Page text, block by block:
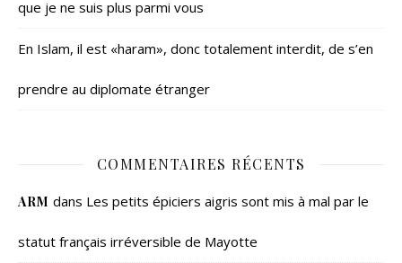
que je ne suis plus parmi vous
En Islam, il est «haram», donc totalement interdit, de s’en
prendre au diplomate étranger
COMMENTAIRES RÉCENTS
ARM dans Les petits épiciers aigris sont mis à mal par le
statut français irréversible de Mayotte